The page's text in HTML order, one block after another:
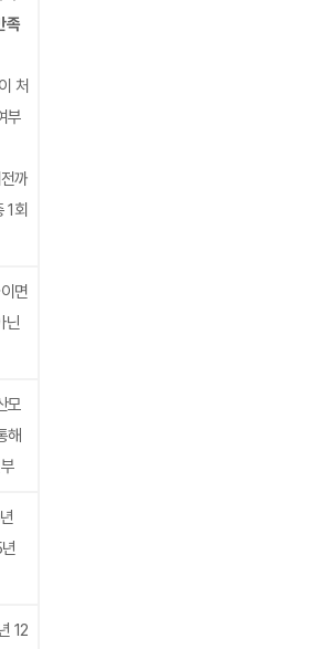
족
처
부
까
1회
면
닌
모
해
12